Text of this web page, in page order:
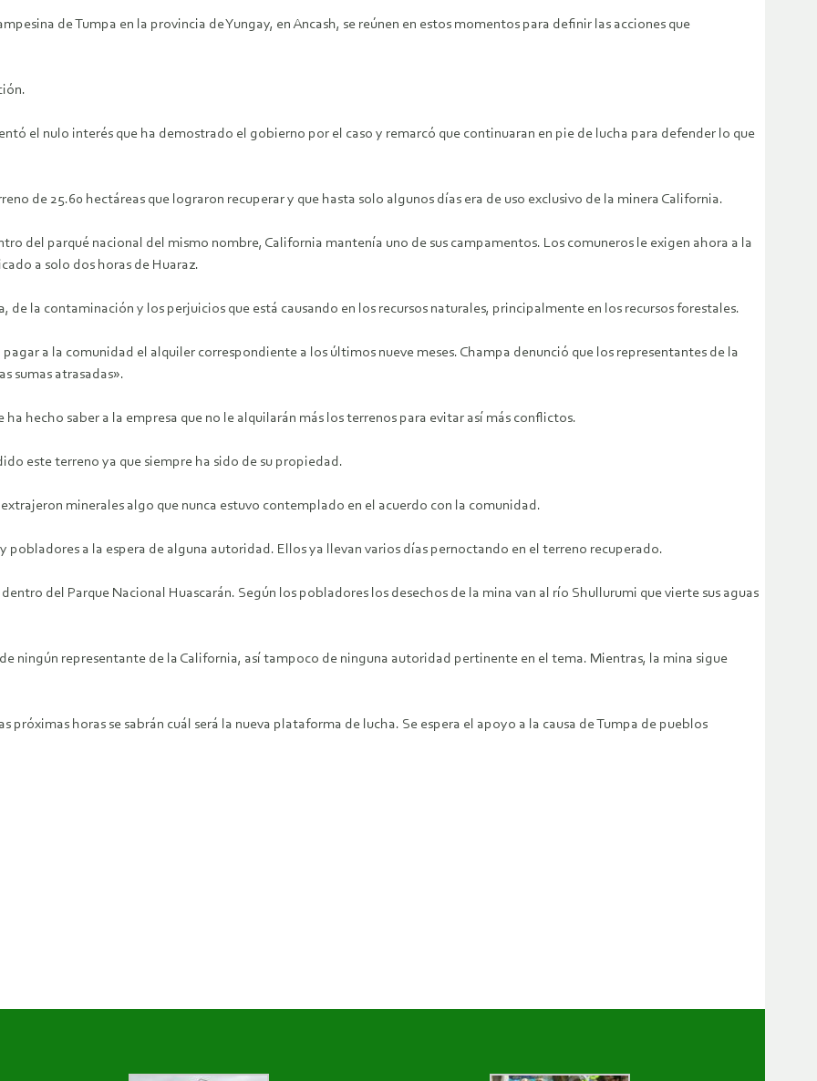
de Tumpa en la provincia de Yungay, en Ancash, se reúnen en estos momentos para definir las acciones que
el nulo interés que ha demostrado el gobierno por el caso y remarcó que continuaran en pie de lucha para defender lo que
de 25.60 hectáreas que lograron recuperar y que hasta solo algunos días era de uso exclusivo de la minera California.
del parqué nacional del mismo nombre, California mantenía uno de sus campamentos. Los comuneros le exigen ahora a la
a solo dos horas de Huaraz.
de la contaminación y los perjuicios que está causando en los recursos naturales, principalmente en los recursos forestales.
a la comunidad el alquiler correspondiente a los últimos nueve meses. Champa denunció que los representantes de la
sumas atrasadas».
hecho saber a la empresa que no le alquilarán más los terrenos para evitar así más conflictos.
este terreno ya que siempre ha sido de su propiedad.
minerales algo que nunca estuvo contemplado en el acuerdo con la comunidad.
pobladores a la espera de alguna autoridad. Ellos ya llevan varios días pernoctando en el terreno recuperado.
del Parque Nacional Huascarán. Según los pobladores los desechos de la mina van al río Shullurumi que vierte sus aguas
ningún representante de la California, así tampoco de ninguna autoridad pertinente en el tema. Mientras, la mina sigue
próximas horas se sabrán cuál será la nueva plataforma de lucha. Se espera el apoyo a la causa de Tumpa de pueblos